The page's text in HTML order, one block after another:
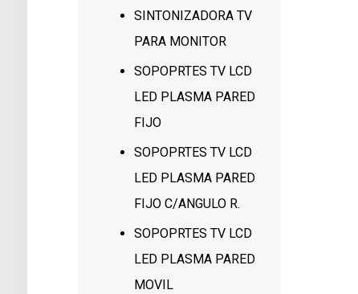
SINTONIZADORA TV
PARA MONITOR
SOPOPRTES TV LCD
LED PLASMA PARED
FIJO
SOPOPRTES TV LCD
LED PLASMA PARED
FIJO C/ANGULO R.
SOPOPRTES TV LCD
LED PLASMA PARED
MOVIL